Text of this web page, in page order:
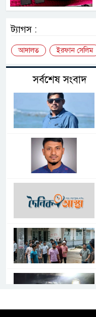
ট্যাগস :
আদালত ইরফান সেলিম
সর্বশেষ সংবাদ